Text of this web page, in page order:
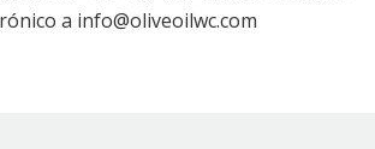
a info@oliveoilwc.com